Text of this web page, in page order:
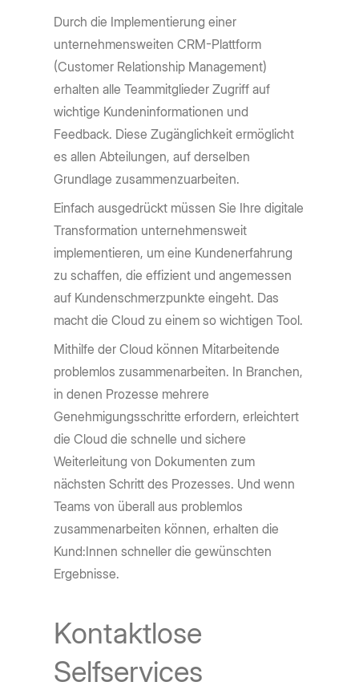
Durch die Implementierung einer
unternehmensweiten CRM-Plattform
(Customer Relationship Management)
erhalten alle Teammitglieder Zugriff auf
wichtige Kundeninformationen und
Feedback. Diese Zugänglichkeit ermöglicht
es allen Abteilungen, auf derselben
Grundlage zusammenzuarbeiten.
Einfach ausgedrückt müssen Sie Ihre digitale
Transformation unternehmensweit
implementieren, um eine Kundenerfahrung
zu schaffen, die effizient und angemessen
auf Kundenschmerzpunkte eingeht. Das
macht die Cloud zu einem so wichtigen Tool.
Mithilfe der Cloud können Mitarbeitende
problemlos zusammenarbeiten. In Branchen,
in denen Prozesse mehrere
Genehmigungsschritte erfordern, erleichtert
die Cloud die schnelle und sichere
Weiterleitung von Dokumenten zum
nächsten Schritt des Prozesses. Und wenn
Teams von überall aus problemlos
zusammenarbeiten können, erhalten die
Kund:Innen schneller die gewünschten
Ergebnisse.
Kontaktlose
Selfservices